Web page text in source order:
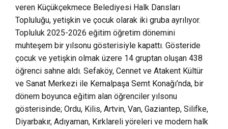
veren Küçükçekmece Belediyesi Halk Dansları
Topluluğu, yetişkin ve çocuk olarak iki gruba ayrılıyor.
Topluluk 2025-2026 eğitim öğretim dönemini
muhteşem bir yılsonu gösterisiyle kapattı. Gösteride
çocuk ve yetişkin olmak üzere 14 gruptan oluşan 438
öğrenci sahne aldı. Sefaköy, Cennet ve Atakent Kültür
ve Sanat Merkezi ile Kemalpaşa Semt Konağı’nda, bir
dönem boyunca eğitim alan öğrenciler yılsonu
gösterisinde; Ordu, Kilis, Artvin, Van, Gaziantep, Silifke,
Diyarbakır, Adıyaman, Kırklareli yöreleri ve modern halk